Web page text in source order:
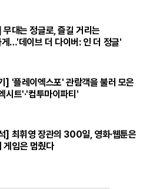
대는 정글로, 즐길 거리는
…'데이브 더 다이버: 인 더 정글'
] '플레이엑스포' 관람객을 불러 모은
시트'·'컴투마이파티'
] 최휘영 장관의 300일, 영화·웹툰은
게임은 멈췄다